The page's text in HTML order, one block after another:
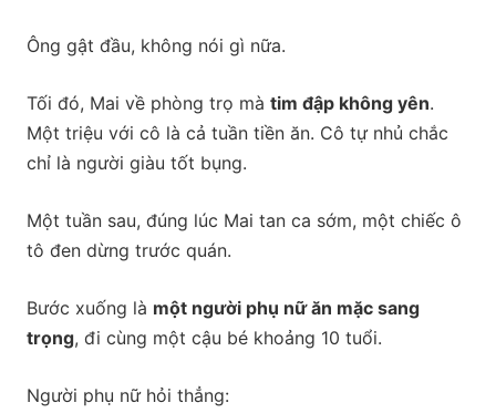
Ông gật đầu, không nói gì nữa.
Tối đó, Mai về phòng trọ mà tim đập không yên.
Một triệu với cô là cả tuần tiền ăn. Cô tự nhủ chắc
chỉ là người giàu tốt bụng.
Một tuần sau, đúng lúc Mai tan ca sớm, một chiếc ô
tô đen dừng trước quán.
Bước xuống là một người phụ nữ ăn mặc sang
trọng, đi cùng một cậu bé khoảng 10 tuổi.
Người phụ nữ hỏi thẳng: